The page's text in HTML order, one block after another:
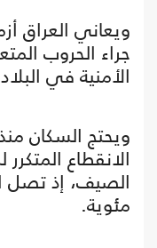
ويعاني العراق
جراء الحروب
الأمنية في
ويحتج السكان
الانقطاع
مئوية.